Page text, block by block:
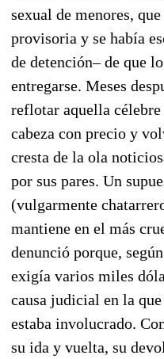
sexual de menores,
provisoria y se había
de detención– de que
entregarse. Meses
reflotar aquella célebre
cabeza con precio y
cresta de la ola
por sus pares. Un
(vulgarmente
mantiene en el más
denunció porque,
exigía varios miles
causa judicial en la
estaba involucrado.
su ida y vuelta, su